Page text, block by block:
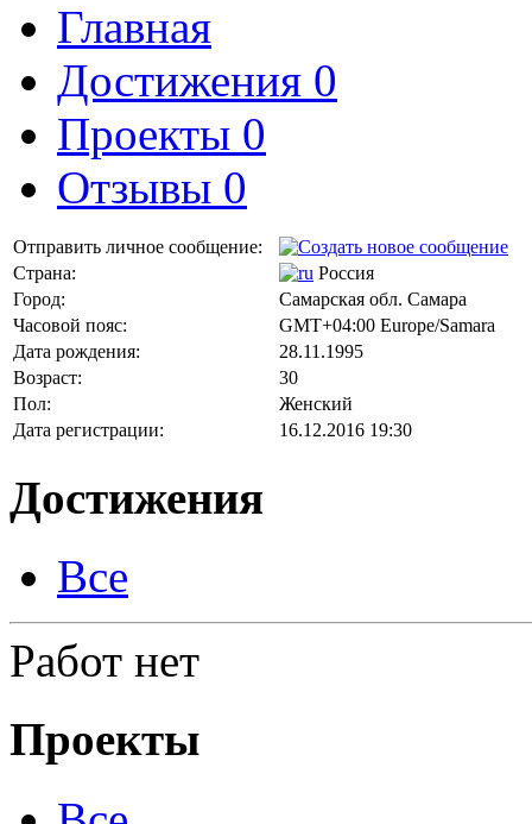
Главная
Достижения 0
Проекты 0
Отзывы 0
Отправить личное сообщение:
Страна:
Россия
Город:
Самарская обл. Самара
Часовой пояс:
GMT+04:00 Europe/Samara
Дата рождения:
28.11.1995
Возраст:
30
Пол:
Женский
Дата регистрации:
16.12.2016 19:30
Достижения
Все
Работ нет
Проекты